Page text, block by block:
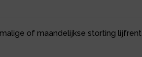
of maandelijkse storting